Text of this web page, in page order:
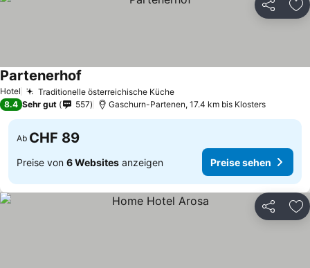
Teilen
Hotel Traditionelle österreichische Küche
Partenerhof
8.4 Sehr gut 557 Gaschurn-Partenen, 17.4 km bis Klosters
Ab CHF 89
Preise von 6 Websites anzeigen Preise sehen
Teilen